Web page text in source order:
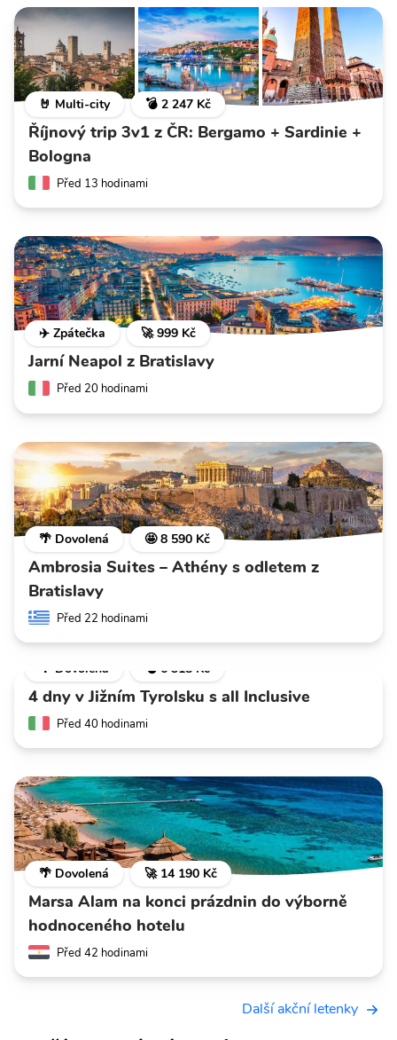
🤘 Multi-city 💣 2 247 Kč
Říjnový trip 3v1 z ČR: Bergamo + Sardinie +
Bologna
Před 13 hodinami
✈️ Zpátečka 🚀 999 Kč
Jarní Neapol z Bratislavy
Před 20 hodinami
🌴 Dovolená 🤩 8 590 Kč
Ambrosia Suites – Athény s odletem z
Bratislavy
Před 22 hodinami
🌴 Dovolená 💣 6 318 Kč
4 dny v Jižním Tyrolsku s all Inclusive
Před 40 hodinami
🌴 Dovolená 🚀 14 190 Kč
Marsa Alam na konci prázdnin do výborně
hodnoceného hotelu
Před 42 hodinami
Další akční letenky